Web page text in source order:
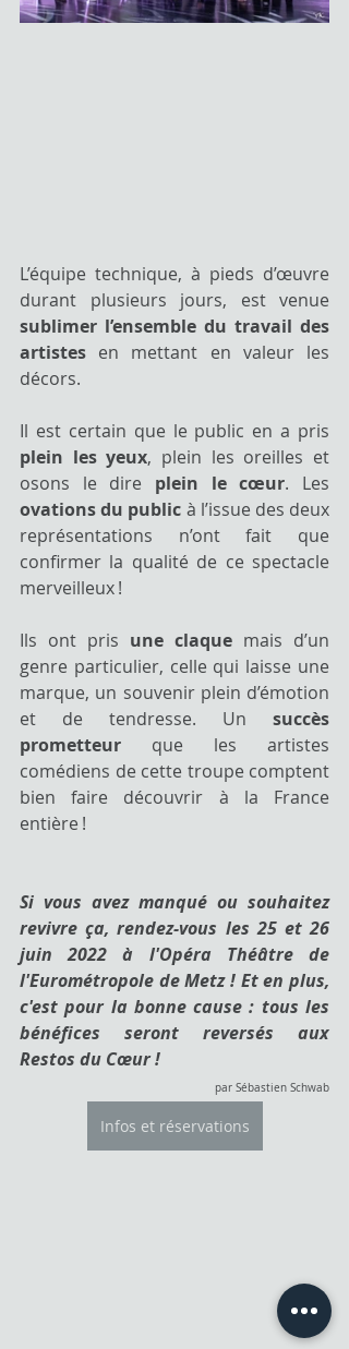
L’équipe technique, à pieds d’œuvre
sublimer l’ensemble du travail des
artistes en mettant en valeur les
décors.
plein les yeux, plein les oreilles et
osons le dire plein le cœur
ovations du public à l’issue des deux
représentations n’ont fait que
confirmer la qualité de ce spectacle
merveilleux !
Ils ont pris une claque mais d’un
genre particulier, celle qui laisse une
marque, un souvenir plein d’émotion
et de tendresse. Un succès
prometteur que les artistes
comédiens de cette troupe comptent
bien faire découvrir à la France
entière !
Si vous avez manqué ou souhaitez
revivre ça, rendez-vous les 25 et 26
juin 2022 à l'Opéra Théâtre de
l'Eurométropole de Metz ! Et en plus,
c'est pour la bonne cause : tous les
bénéfices seront reversés aux
Restos du Cœur !
par Sébastien Schwab
Infos et réservations